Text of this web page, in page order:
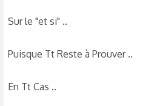
Sur le "et si" ..
Puisque Tt Reste à Prouver ..
En Tt Cas ..